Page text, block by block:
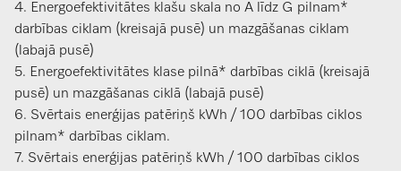
4. Energoefektivitātes klašu skala no A līdz G pilnam*
darbības ciklam (kreisajā pusē) un mazgāšanas ciklam
(labajā pusē)
5. Energoefektivitātes klase pilnā* darbības ciklā (kreisajā
pusē) un mazgāšanas ciklā (labajā pusē)
6. Svērtais enerģijas patēriņš kWh / 100 darbības ciklos
pilnam* darbības ciklam.
7. Svērtais enerģijas patēriņš kWh / 100 darbības ciklos